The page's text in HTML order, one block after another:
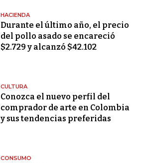
HACIENDA
Durante el último año, el precio
del pollo asado se encareció
$2.729 y alcanzó $42.102
CULTURA
Conozca el nuevo perfil del
comprador de arte en Colombia
y sus tendencias preferidas
CONSUMO